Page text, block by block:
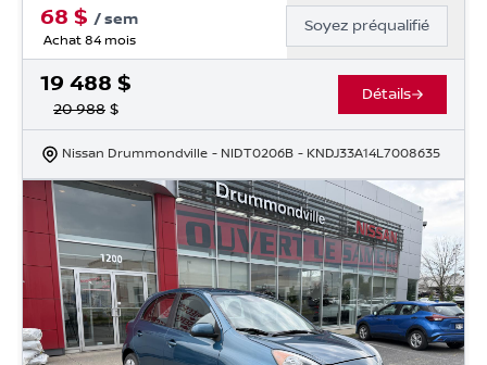
68 $ /sem
Achat 84 mois
Soyez préqualifié
19 488 $
20 988 $
Détails
Nissan Drummondville - NIDT0206B - KNDJ33A14L7008635